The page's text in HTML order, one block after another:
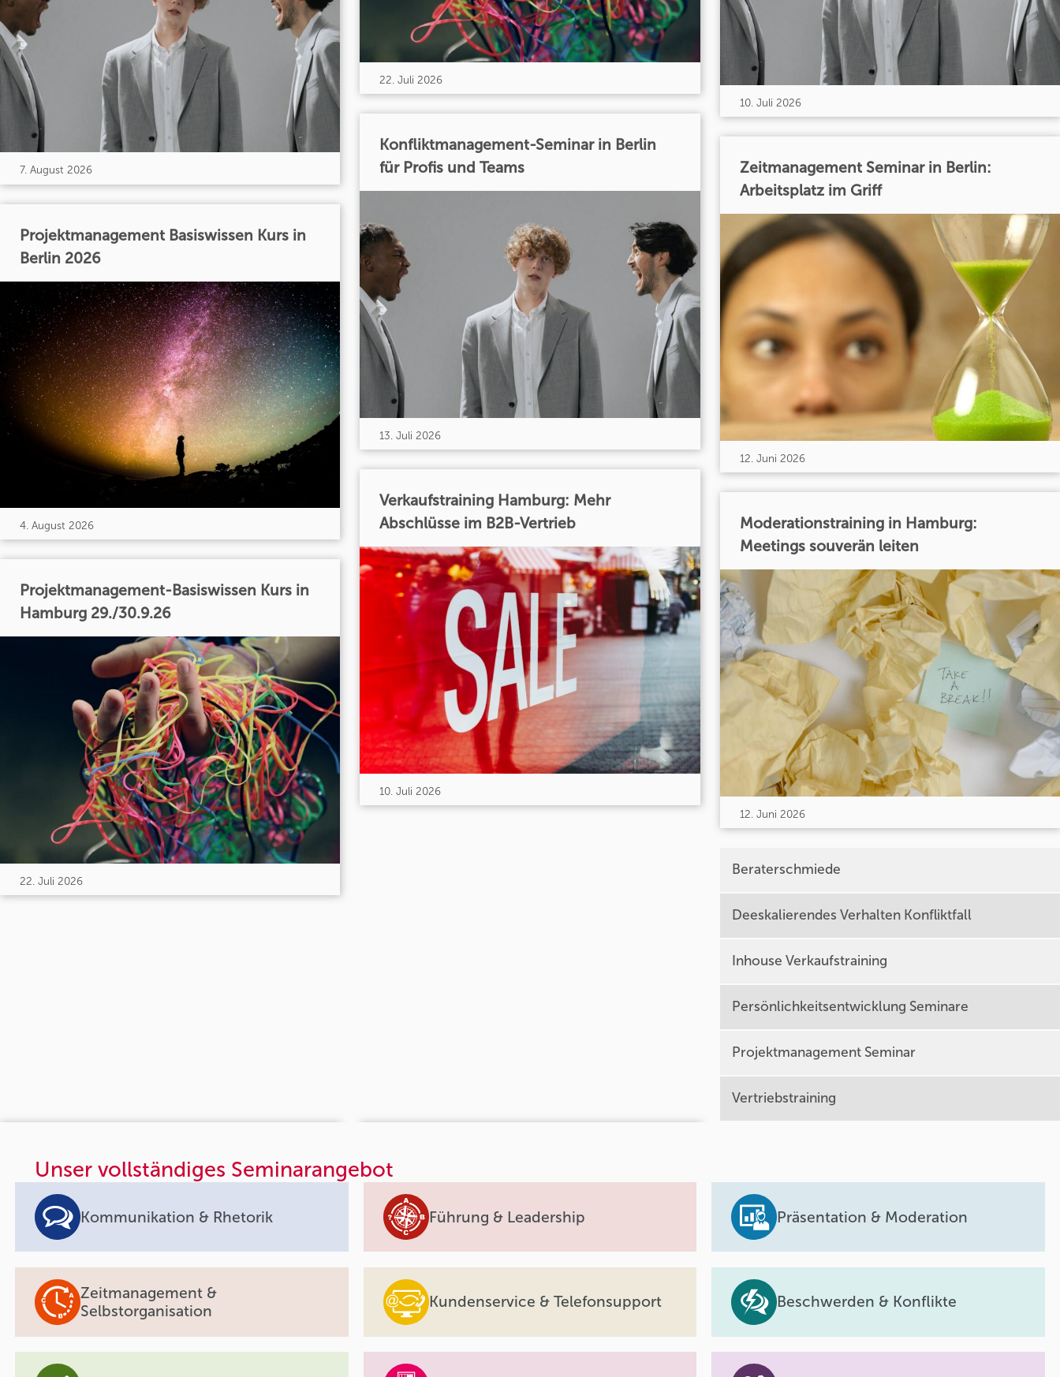
7. August 2026
Projektmanagement Basiswissen Kurs in
Berlin 2026
4. August 2026
Projektmanagement-Basiswissen Kurs in
Hamburg 29./30.9.26
22. Juli 2026
22. Juli 2026
Konfliktmanagement-Seminar in Berlin
für Profis und Teams
13. Juli 2026
Verkaufstraining Hamburg: Mehr
Abschlüsse im B2B-Vertrieb
10. Juli 2026
10. Juli 2026
Zeitmanagement Seminar in Berlin:
Arbeitsplatz im Griff
12. Juni 2026
Moderationstraining in Hamburg:
Meetings souverän leiten
12. Juni 2026
Beraterschmiede
Deeskalierendes Verhalten Konfliktfall
Inhouse Verkaufstraining
Persönlichkeitsentwicklung Seminare
Projektmanagement Seminar
Vertriebstraining
Unser vollständiges Seminarangebot
Kommunikation & Rhetorik Führung & Leadership Präsentation & Moderation
Zeitmanagement &
Selbstorganisation
Kundenservice & Telefonsupport Beschwerden & Konflikte